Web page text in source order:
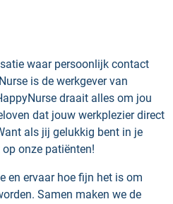
waar persoonlijk contact
is de werkgever van
draait alles om jou
dat jouw werkplezier direct
als jij gelukkig bent in je
onze patiënten!
en ervaar hoe fijn het is om
Samen maken we de